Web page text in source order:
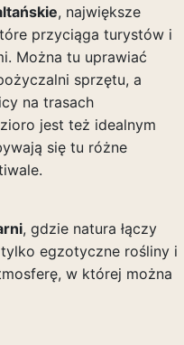
, największe
przyciąga turystów i
Można tu uprawiać
sprzętu, a
na trasach
jest też idealnym
się tu różne
, gdzie natura łączy
egzotyczne rośliny i
w której można